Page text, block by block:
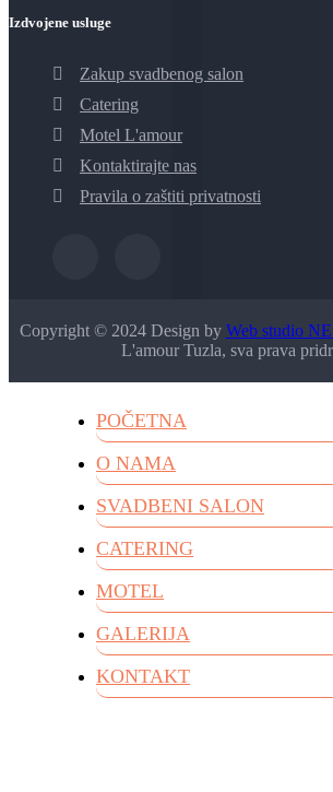
Izdvojene usluge
Zakup svadbenog salon
Catering
Motel L'amour
Kontaktirajte nas
Pravila o zaštiti privatnosti
Copyright © 2024 Design by Web studio
L'amour Tuzla, sva prava
POČETNA
O NAMA
SVADBENI SALON
CATERING
MOTEL
GALERIJA
KONTAKT